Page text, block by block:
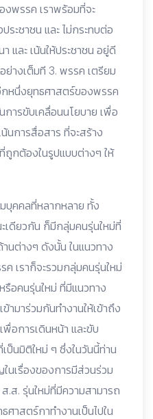
งพรรค เราพร้อมที่จะ
ะชาชน และ ไม่กระทบต่อ
และ เน้นให้ประชาชน อยู่ดี
างเต็มที 3. พรรค เตรียม
หนึ่งยุทธศาสตร์ของพรรค
ารขับเคลื่อนนโยบาย เพื่อ
นการสื่อสาร ที่จะสร้าง
ถูกต้องในรูปแบบต่างๆ ให้
บุคคลที่หลากหลาย ทั้ง
ดียวกัน ก็มีกลุ่มคนรุ่นใหม่ที่
ต่างๆ ดังนั้น ในแนวทาง
เราก็จะรวมกลุ่มคนรุ่นใหม่
รือคนรุ่นใหม่ ที่มีแนวทาง
ามาร่วมกันทำงานให้เข้าถึง
อการเดินหน้า และขับ
ป็นมิติใหม่ ๆ ซึ่งในวันนี้ท่าน
นเรื่องของการมีส่วนร่วม
ส. รุ่นใหม่ที่มีความสามารถ
ศาสตร์กาทำงานเป็นไปใน